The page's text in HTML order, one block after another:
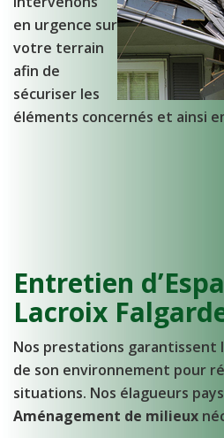
en urgence sur
votre terrain
afin de
sécuriser les
éléments concernés et ainsi
Entretien
Lacroix
Nos prestations garantissent
de son environnement pour
situations. Nos élagueurs
Aménagement de milieux